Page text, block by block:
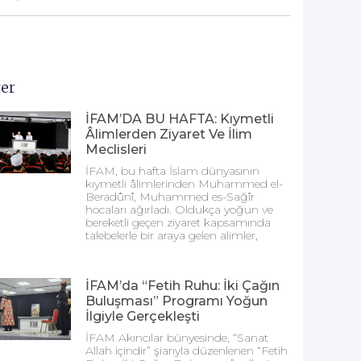
İFAM’DA BU HAFTA: Kıymetli
Âlimlerden Ziyaret Ve İlim
Meclisleri
İFAM, bu hafta İslam dünyasının
kıymetli âlimlerinden Muhammed el-
Beradûnî, Muhammed es-Sağîr
hocaları ağırladı. Oldukça yoğun ve
bereketli geçen ziyaret kapsamında
talebelerle bir araya gelen alimler,
İFAM’da “Fetih Ruhu: İki Çağın
Buluşması” Programı Yoğun
İlgiyle Gerçekleşti
İFAM Akıncılar bünyesinde, “Sanat
Allah içindir” şiarıyla düzenlenen “Fetih